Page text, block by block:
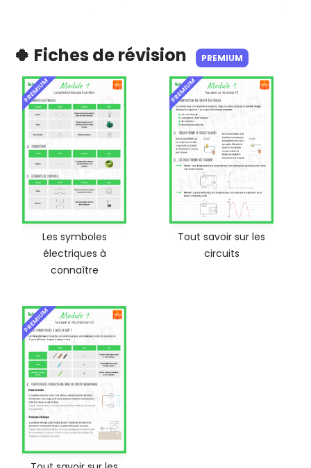
🍀 Fiches de révision PREMIUM
PREMIUM
Les symboles
électriques à
connaître
PREMIUM
Tout savoir sur les
circuits
PREMIUM